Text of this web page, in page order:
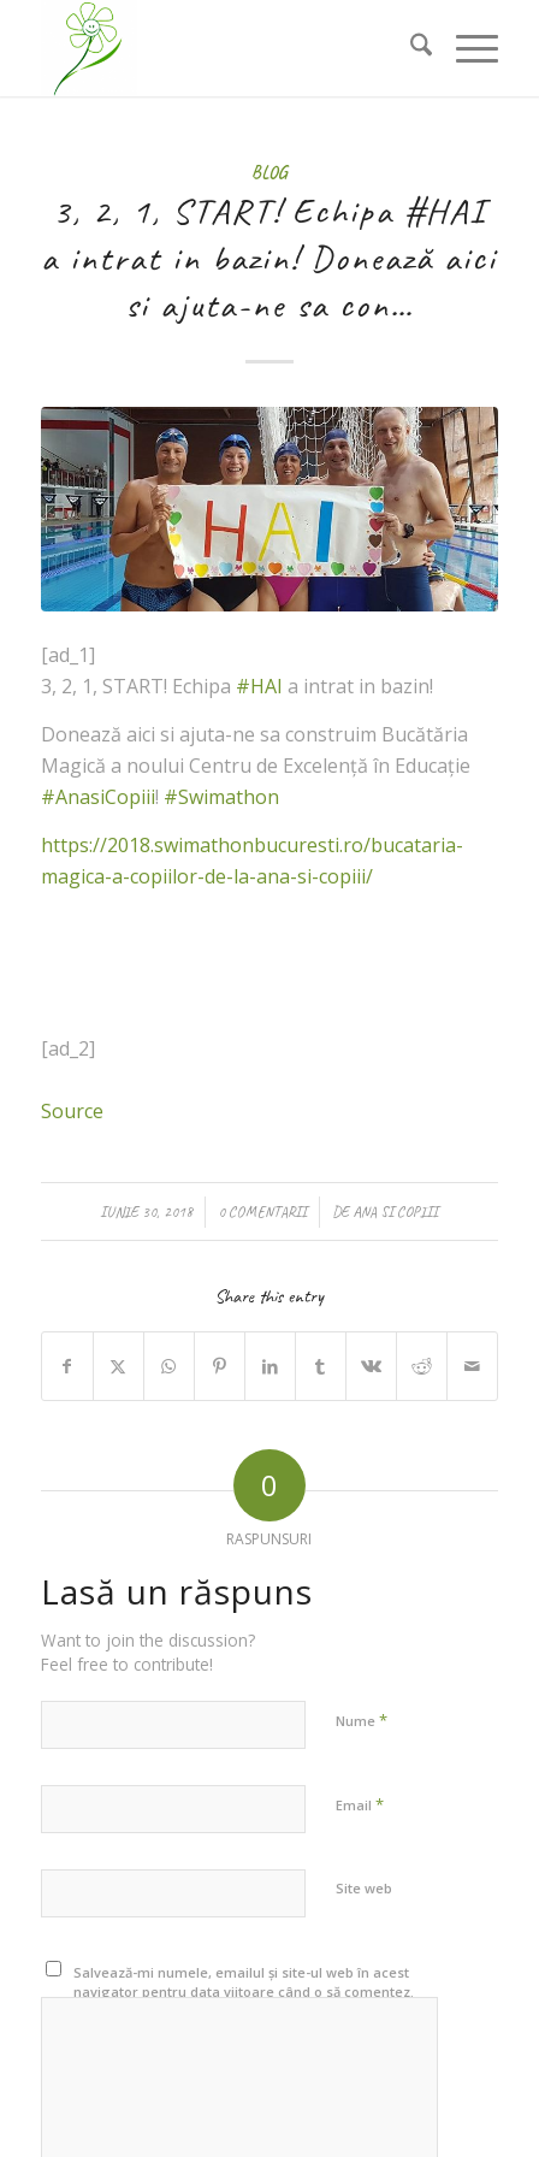
BLOG
3, 2, 1, START! Echipa #HAI
a intrat in bazin! Donează aici
si ajuta-ne sa con…
[ad_1]
3, 2, 1, START! Echipa #HAI a intrat in bazin!
Donează aici si ajuta-ne sa construim Bucătăria
Magică a noului Centru de Excelență în Educație
#AnasiCopiii! #Swimathon
https://2018.swimathonbucuresti.ro/bucataria-
magica-a-copiilor-de-la-ana-si-copiii/
[ad_2]
Source
IUNIE 30, 2018
/ 0 COMENTARII
/ DEANA SI COPIII
Share this entry
0
RASPUNSURI
Lasă un răspuns
Want to join the discussion?
Feel free to contribute!
Nume *
Email *
Site web
Salvează-mi numele, emailul și site-ul web în acest
navigator pentru data viitoare când o să comentez.